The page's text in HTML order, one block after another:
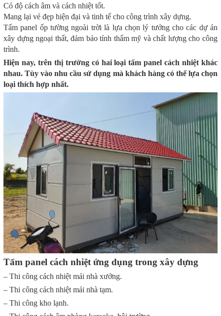
Có độ cách âm và cách nhiệt tốt.
Mang lại vẻ đẹp hiện đại và tinh tế cho công trình xây dựng.
Tấm panel ốp tường ngoài trời là lựa chọn lý tưởng cho các dự án
xây dựng ngoại thất, đảm bảo tính thẩm mỹ và chất lượng cho công
trình.
Hiện nay, trên thị trường có hai loại tấm panel cách nhiệt khác
nhau. Tùy vào nhu cầu sử dụng mà khách hàng có thể lựa chọn
loại thích hợp nhất.
Tấm panel cách nhiệt ứng dụng trong xây dựng
– Thi công cách nhiệt mái nhà xưởng.
– Thi công cách nhiệt mái nhà tạm.
– Thi công kho lạnh.